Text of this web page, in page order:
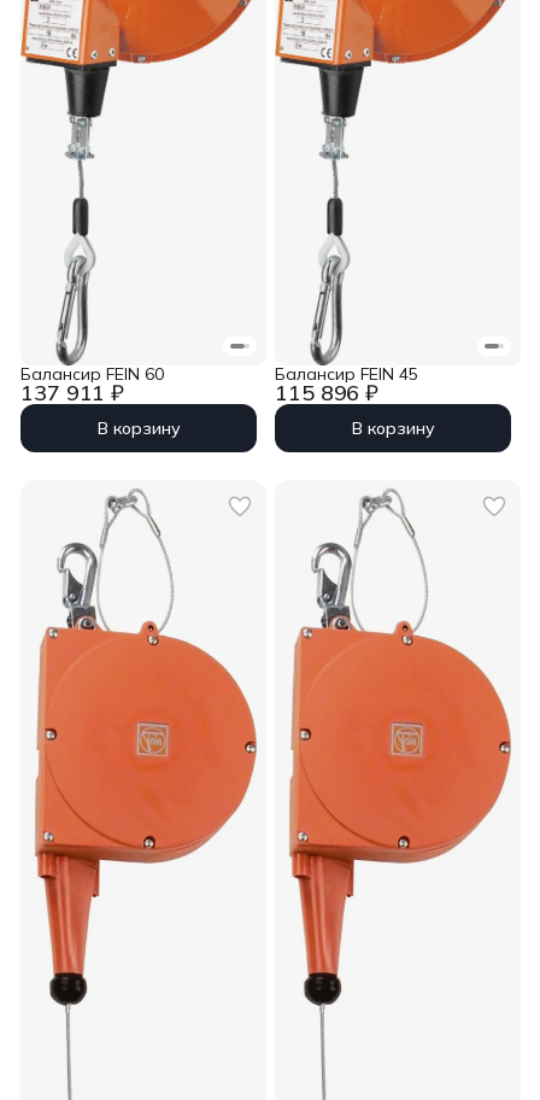
137 911 ₽
Балансир FEIN 60
В корзину
115 896 ₽
Балансир FEIN 45
В корзину